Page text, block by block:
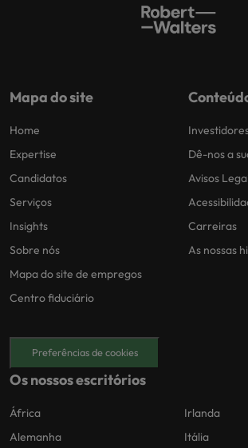
Mapa do site
Home
Expertise
Candidatos
Serviços
Insights
Sobre nós
Mapa do site de empregos
Centro fiduciário
Dê-nos a
Avisos
Carreiras
As nossas
Preferências de cookies
Os nossos escritórios
África
Alemanha
Irlanda
Itália